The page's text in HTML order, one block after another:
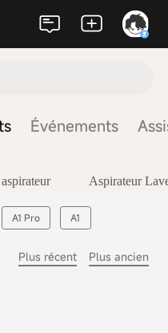
Événements
Aspirateur
A1 Pro A1
Plus récent Plus ancien